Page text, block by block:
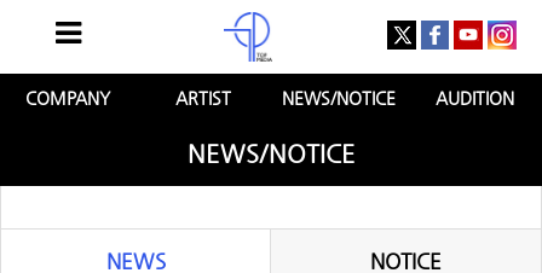
COMPANY ARTIST NEWS/NOTICE AUDITION
NEWS/NOTICE
NEWS NOTICE